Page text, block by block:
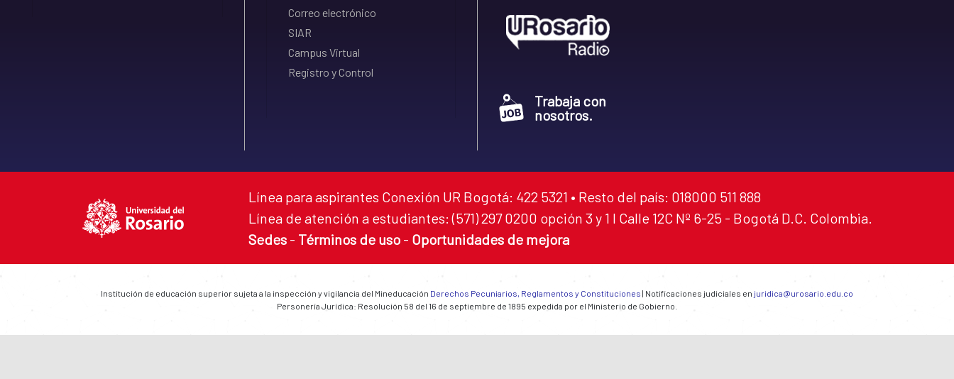
Correo electrónico
SIAR
Campus Virtual
Registro y Control
Trabaja con
nosotros.
Línea para aspirantes Conexión UR Bogotá: 422 5321 • Resto del país: 018000 511 888
Línea de atención a estudiantes: (571) 297 0200 opción 3 y 1 I Calle 12C Nº 6-25 - Bogotá D.C. Colombia.
Sedes - Términos de uso - Oportunidades de mejora
Institución de educación superior sujeta a la inspección y vigilancia del Mineducación Derechos Pecuniarios, Reglamentos y Constituciones | Notificaciones judiciales en juridica@urosario.edu.co
Personería Jurídica: Resolución 58 del 16 de septiembre de 1895 expedida por el Ministerio de Gobierno.